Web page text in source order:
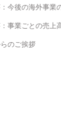
今後の海外事業
事業ごとの売上
のご挨拶